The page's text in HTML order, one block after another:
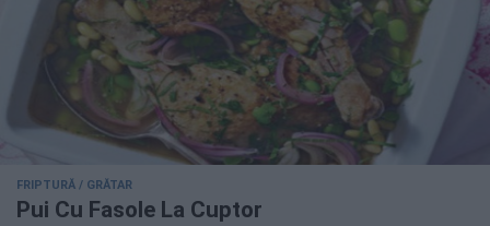
FRIPTURĂ / GRĂTAR
Pui Cu Fasole La Cuptor